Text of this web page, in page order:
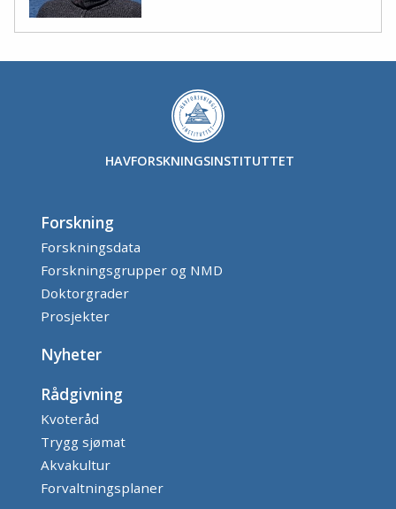
HAVFORSKNINGSINSTITUTTET
Forskning
Forskningsdata
Forskningsgrupper og NMD
Doktorgrader
Prosjekter
Nyheter
Rådgivning
Kvoteråd
Trygg sjømat
Akvakultur
Forvaltningsplaner